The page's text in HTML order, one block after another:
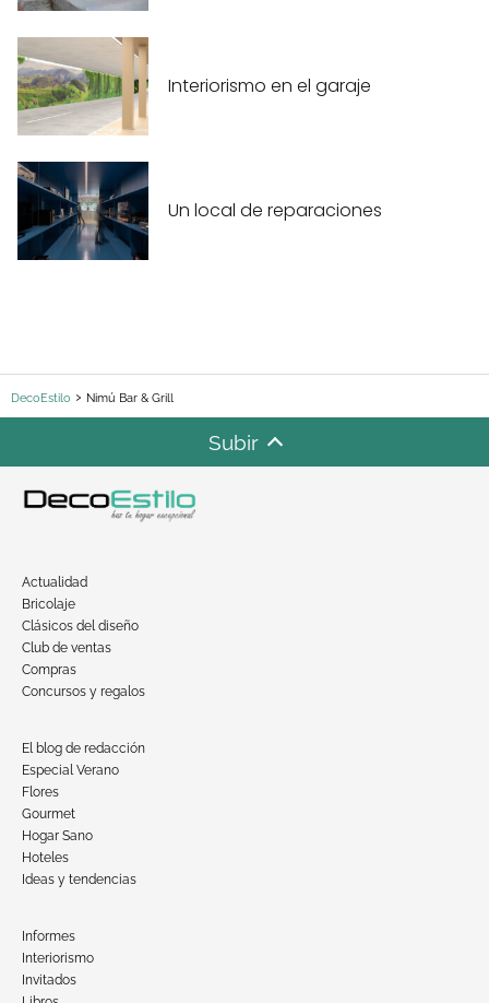
Interiorismo en el garaje
Un local de reparaciones
DecoEstilo Nimú Bar & Grill
Subir
Actualidad
Bricolaje
Clásicos del diseño
Club de ventas
Compras
Concursos y regalos
El blog de redacción
Especial Verano
Flores
Gourmet
Hogar Sano
Hoteles
Ideas y tendencias
Informes
Interiorismo
Invitados